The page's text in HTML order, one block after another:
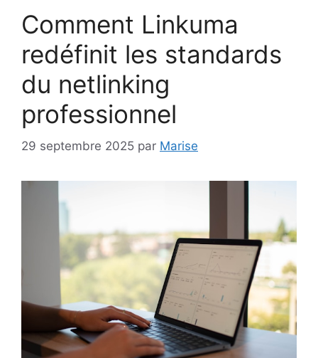
Comment Linkuma
redéfinit les standards
du netlinking
professionnel
29 septembre 2025 par Marise